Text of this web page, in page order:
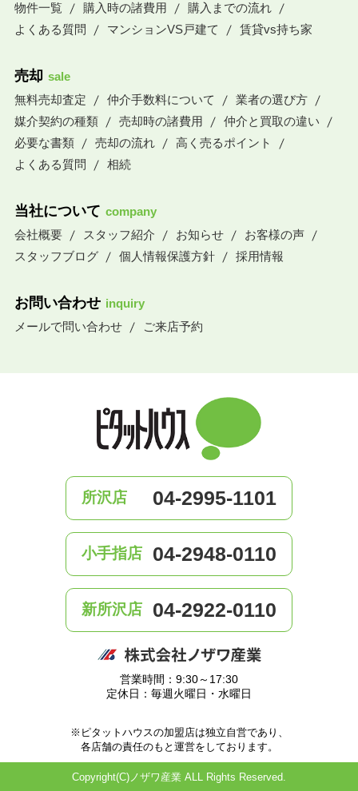
物件一覧
購入時の諸費用
購入までの流れ
よくある質問
マンションVS戸建て 賃貸vs持ち家
売却 sale
無料売却査定
仲介手数料について
業者の選び方
媒介契約の種類
売却時の諸費用
仲介と買取の違い
必要な書類
売却の流れ
高く売るポイント
よくある質問
相続
当社について company
会社概要
スタッフ紹介 お知らせ
お客様の声
スタッフブログ
個人情報保護方針 採用情報
お問い合わせ inquiry
メールで問い合わせ
ご来店予約
所沢店 04-2995-1101
小手指店 04-2948-0110
新所沢店 04-2922-0110
営業時間：9:30～17:30
定休日：毎週火曜日・水曜日
※ピタットハウスの加盟店は独立自営であり、
各店舗の責任のもと運営をしております。
Copyright(C)ノザワ産業 ALL Rights Reserved.